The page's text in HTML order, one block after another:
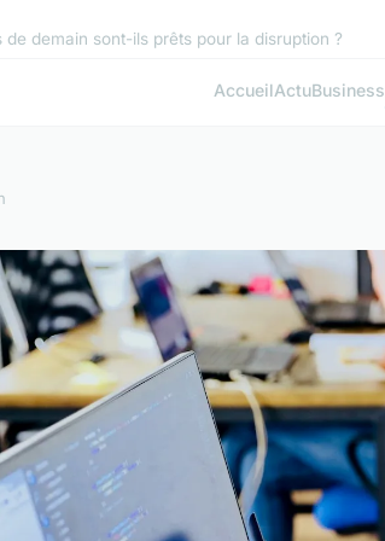
de demain sont-ils prêts pour la disruption ?
AccueilActuBusiness